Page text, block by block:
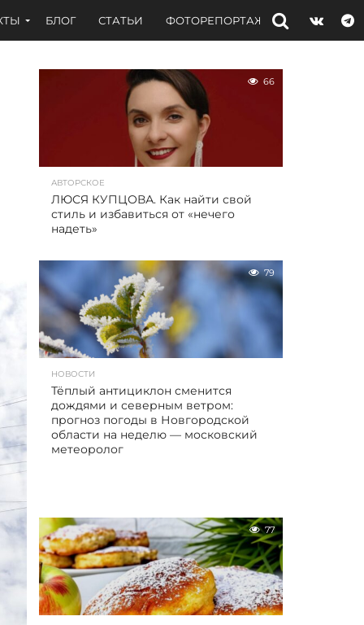
БЛОГ СТАТЬИ ФОТОРЕПОРТАЖИ ИНТЕРВЬЮ
66
АВТОРСКОЕ
ЛЮСЯ КУПЦОВА. Как найти свой
стиль и избавиться от «нечего
надеть»
79
НОВОСТИ
Тёплый антициклон сменится
дождями и северным ветром:
прогноз погоды в Новгородской
области на неделю — московский
метеоролог
77